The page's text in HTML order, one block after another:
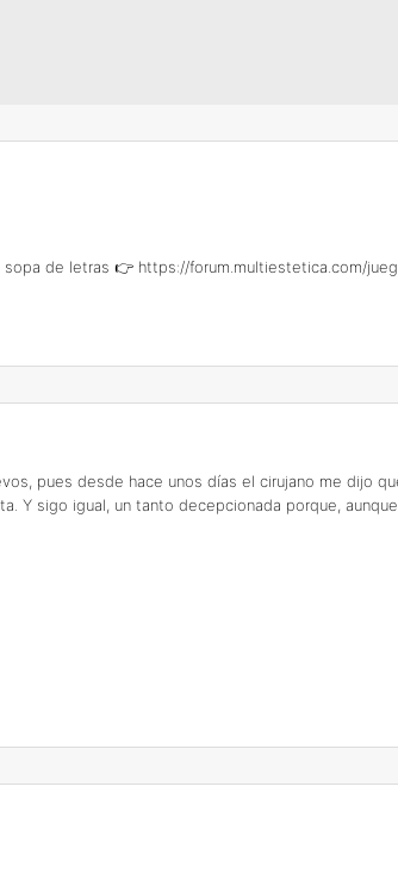
sopa de letras 👉 https://forum.multiestetica.com/
pues desde hace unos días el cirujano me dijo
Y sigo igual, un tanto decepcionada porque,